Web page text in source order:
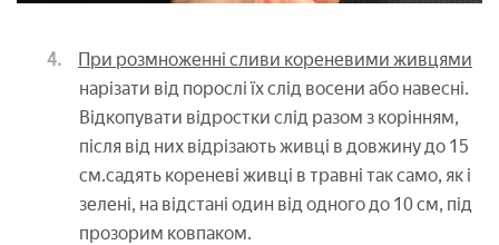
При розмноженні сливи кореневими живцями
нарізати від порослі їх слід восени або навесні.
Відкопувати відростки слід разом з корінням,
після від них відрізають живці в довжину до 15
см.садять кореневі живці в травні так само, як і
зелені, на відстані один від одного до 10 см, під
прозорим ковпаком.